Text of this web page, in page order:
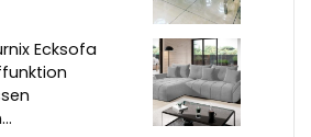
Ecksofa